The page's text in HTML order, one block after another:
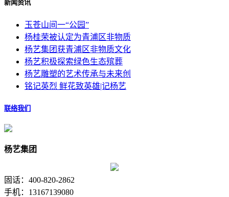
新闻资讯
玉苍山间一“公园”
杨桂荣被认定为青浦区非物质
杨艺集团获青浦区非物质文化
杨艺积极探索绿色生态殡葬
杨艺雕塑的艺术传承与未来创
铭记英烈 鲜花致英雄|记杨艺
联络我们
杨艺集团
固话：400-820-2862
手机：13167139080